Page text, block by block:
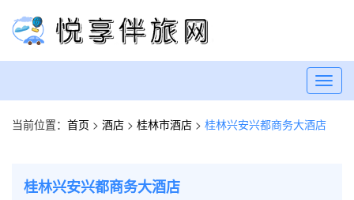
当前位置： 首页 > 酒店 > 桂林市酒店 > 桂林兴安兴都商务大酒店
桂林兴安兴都商务大酒店